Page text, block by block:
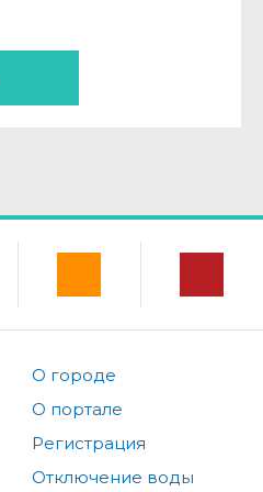
О городе
О портале
Регистрация
Отключение воды